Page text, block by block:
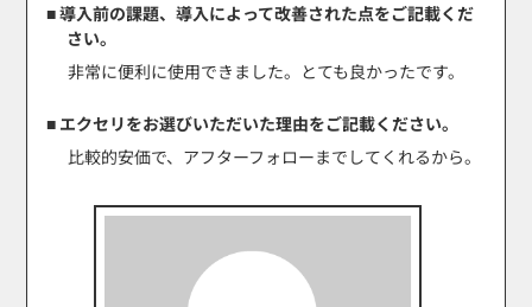
■ 導入前の課題、導入によって改善された点をご記載くだ
さい。
非常に便利に使用できました。とても良かったです。
■ エクセリをお選びいただいた理由をご記載ください。
比較的安価で、アフターフォローまでしてくれるから。